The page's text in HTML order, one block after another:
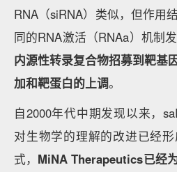
RNA（siRNA）类似，但作用
同的RNA激活（RNAa）机制
内源性转录复合物招募到靶基
加和靶蛋白的上调。
自2000年代中期发现以来，
对生物学的理解的改进已经
式， MiNA Therapeutics已经